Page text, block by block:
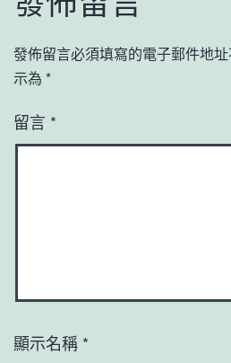
發佈留言必須填寫的電子郵件地址
示為 *
留言 *
顯示名稱 *